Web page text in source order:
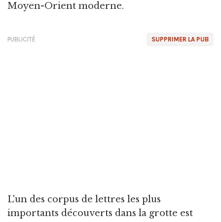
Moyen-Orient moderne.
SUPPRIMER LA PUB
PUBLICITÉ
L'un des corpus de lettres les plus
importants découverts dans la grotte est